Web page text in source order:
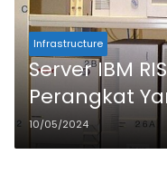
Infrastructure
Server IBM
Perangkat
Sistem
Perusahaan
10/05/2024